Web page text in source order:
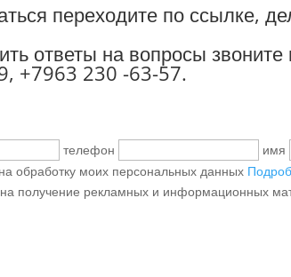
переходите по ссылке,
ответы на вопросы
+7963 230 -63-57.
телефон имя
обработку моих персональных данных
получение рекламных и информационных